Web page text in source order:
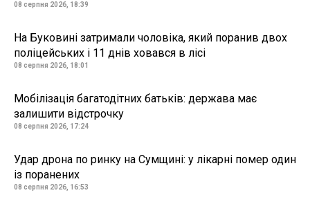
08 серпня 2026, 18:39
На Буковині затримали чоловіка, який поранив двох
поліцейських і 11 днів ховався в лісі
08 серпня 2026, 18:01
Мобілізація багатодітних батьків: держава має
залишити відстрочку
08 серпня 2026, 17:24
Удар дрона по ринку на Сумщині: у лікарні помер один
із поранених
08 серпня 2026, 16:53